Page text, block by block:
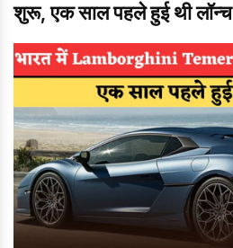
शुरू, एक साल पहले हुई थी लॉन्च